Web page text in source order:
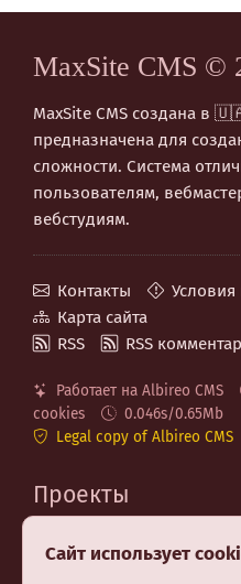
MaxSite CMS ©
MaxSite CMS создана в
предназначена для
сложности. Система
пользователям,
вебстудиям.
Контакты
Условия
Карта сайта
RSS
RSS
Работает на Albireo CMS
cookies
0.046s/0.65Mb
Legal copy of Albireo CMS
Проекты
Albireo CMS
Сайт использует